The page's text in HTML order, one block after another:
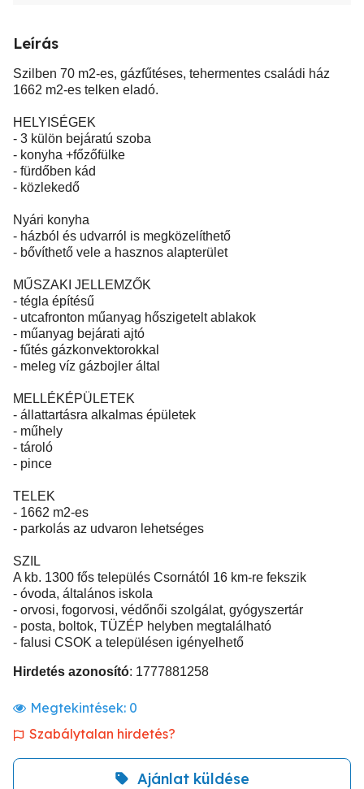
Leírás
Szilben 70 m2-es, gázfűtéses, tehermentes családi ház
1662 m2-es telken eladó.
HELYISÉGEK
- 3 külön bejáratú szoba
- konyha +főzőfülke
- fürdőben kád
- közlekedő
Nyári konyha
- házból és udvarról is megközelíthető
- bővíthető vele a hasznos alapterület
MŰSZAKI JELLEMZŐK
- tégla építésű
- utcafronton műanyag hőszigetelt ablakok
- műanyag bejárati ajtó
- fűtés gázkonvektorokkal
- meleg víz gázbojler által
MELLÉKÉPÜLETEK
- állattartásra alkalmas épületek
- műhely
- tároló
- pince
TELEK
- 1662 m2-es
- parkolás az udvaron lehetséges
SZIL
A kb. 1300 fős település Csornától 16 km-re fekszik
- óvoda, általános iskola
- orvosi, fogorvosi, védőnői szolgálat, gyógyszertár
- posta, boltok, TÜZÉP helyben megtalálható
- falusi CSOK a településen igényelhető
Hirdetés azonosító: 1777881258
Megtekintések: 0
Szabálytalan hirdetés?
Ajánlat küldése